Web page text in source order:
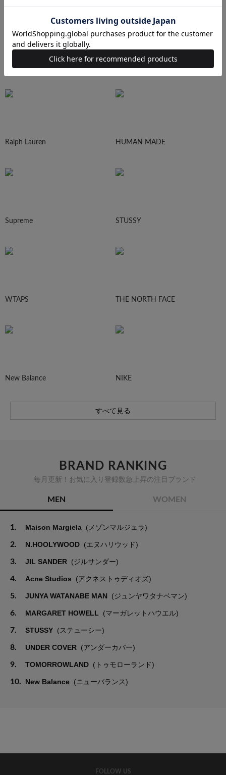
N.HOOLYWOOD Needles
Ralph Lauren HUMAN MADE
Supreme STUSSY
WTAPS THE NORTH FACE
New Balance NIKE
すべて見る
BRAND RANKING
毎月更新！お気に入り登録数急上昇の注目ブランド
MEN WOMEN
1. Maison Margiela (メゾンマルジェラ)
2. N.HOOLYWOOD (エヌハリウッド)
3. JIL SANDER (ジルサンダー)
4. Acne Studios (アクネストゥディオズ)
5. JUNYA WATANABE MAN (ジュンヤワタナベマン)
6. MARGARET HOWELL (マーガレットハウエル)
7. STUSSY (ステューシー)
8. UNDER COVER (アンダーカバー)
9. TOMORROWLAND (トゥモローランド)
10. New Balance (ニューバランス)
FOLLOW US